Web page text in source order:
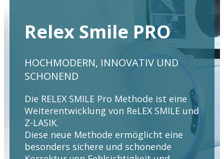
Relex Smile PRO
HOCHMODERN, INNOVATIV UND
SCHONEND
Die RELEX SMILE Pro Methode ist eine
Weiterentwicklung von ReLEX SMILE und
Z-LASIK.
Diese neue Methode ermöglicht eine
besonders sichere und schonende